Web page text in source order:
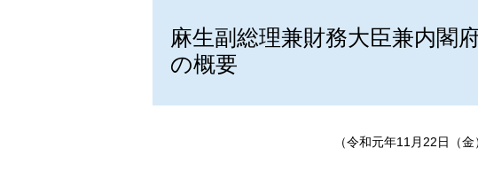
麻生副総理兼財務大臣兼内閣
の概要
（令和元年11月22日（